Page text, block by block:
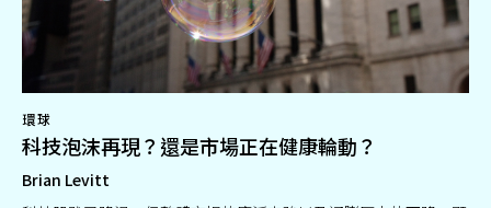
環球
科技泡沫再現？還是市場正在健康輪動？
Brian Levitt